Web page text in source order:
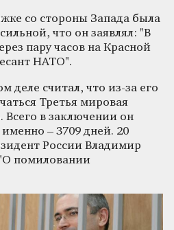
со стороны Запада была
что он заявлял: "В
пару часов на Красной
НАТО".
деле считал, что из-за его
Третья мировая
Всего в заключении он
именно – 3709 дней. 20
России Владимир
помиловании